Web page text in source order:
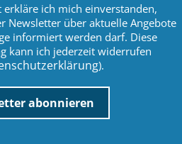
erkläre ich mich einverstanden,
Newsletter über aktuelle Angebote
informiert werden darf. Diese
kann ich jederzeit widerrufen
).